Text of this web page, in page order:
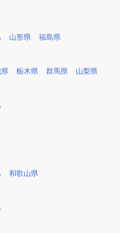
山形県 福島県
栃木県 群馬県 山梨県
和歌山県